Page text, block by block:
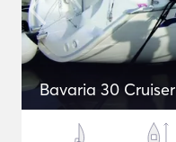
Bavaria 30 Cruiser